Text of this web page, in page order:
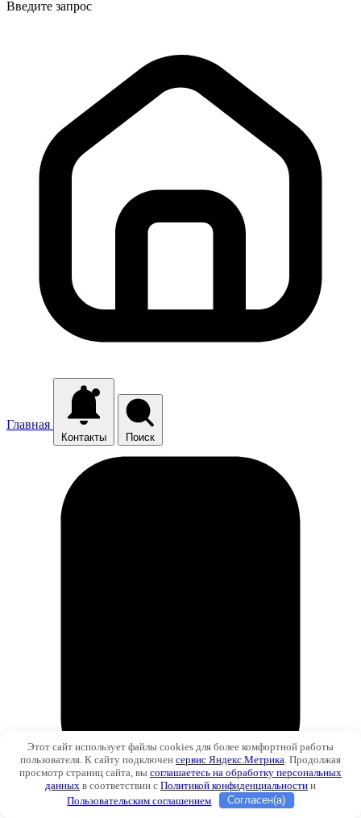
Введите запрос
Главная
Контакты Поиск
Этот сайт использует файлы cookies для более комфортной работы
пользователя. К сайту подключен сервис Яндекс.Метрика . Продолжая
просмотр страниц сайта, вы соглашаетесь на обработку персональных
данных в соответствии с Политикой конфиденциальности и
Пользовательским соглашением
Согласен(а)